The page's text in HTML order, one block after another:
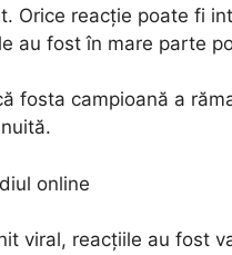
Orice reacție poate fi
au fost în mare parte
fosta campioană a
online
viral, reacțiile au fost